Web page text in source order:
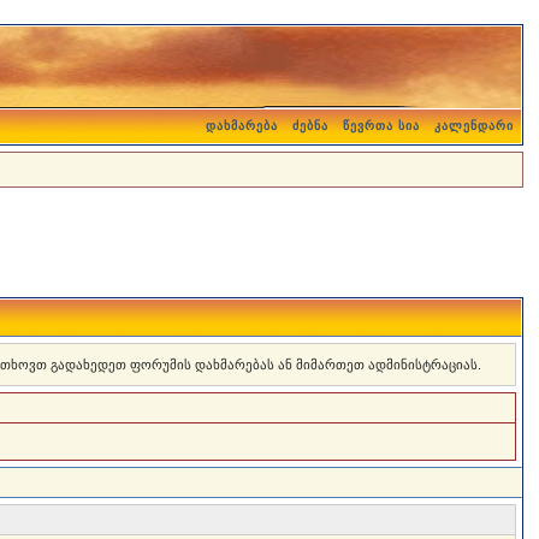
დახმარება ძებნა წევრთა სია კალენდარი
გადახედეთ ფორუმის დახმარებას ან მიმართეთ ადმინისტრაციას.